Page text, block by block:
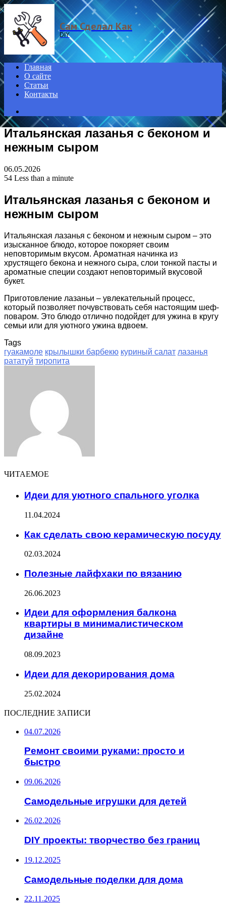
Menu
Сам Сделал Как
DIY
Главная
О сайте
Статьи
Контакты
Итальянская лазанья с беконом и
нежным сыром
06.05.2026
54 Less than a minute
Итальянская лазанья с беконом и
нежным сыром
Итальянская лазанья с беконом и нежным сыром – это
изысканное блюдо, которое покоряет своим
неповторимым вкусом. Ароматная начинка из
хрустящего бекона и нежного сыра, слои тонкой пасты и
ароматные специи создают неповторимый вкусовой
букет.
Приготовление лазаньи – увлекательный процесс,
который позволяет почувствовать себя настоящим шеф-
поваром. Это блюдо отлично подойдет для ужина в кругу
семьи или для уютного ужина вдвоем.
Tags
гуакамоле крылышки барбекю куриный салат лазанья
рататуй тиропита
ЧИТАЕМОЕ
Идеи для уютного спального уголка
11.04.2024
Как сделать свою керамическую посуду
02.03.2024
Полезные лайфхаки по вязанию
26.06.2023
Идеи для оформления балкона
квартиры в минималистическом
дизайне
08.09.2023
Идеи для декорирования дома
25.02.2024
ПОСЛЕДНИЕ ЗАПИСИ
04.07.2026
Ремонт своими руками: просто и
быстро
09.06.2026
Самодельные игрушки для детей
26.02.2026
DIY проекты: творчество без границ
19.12.2025
Самодельные поделки для дома
22.11.2025